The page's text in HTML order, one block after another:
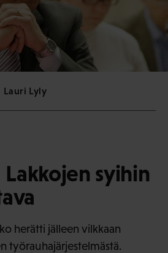
Lauri Lyly
Lakkojen syihin
herätti jälleen vilkkaan
työrauhajärjestelmästä.